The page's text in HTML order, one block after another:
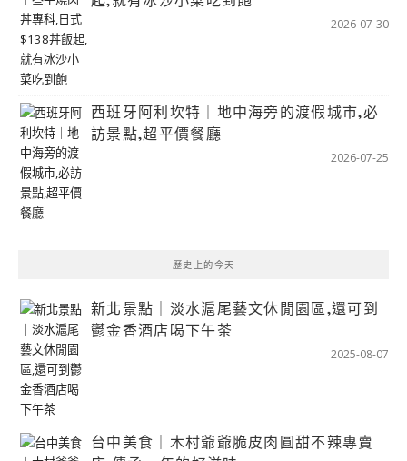
2026-07-30
西班牙阿利坎特｜地中海旁的渡假城市,必
訪景點,超平價餐廳
2026-07-25
歷史上的今天
新北景點｜淡水滬尾藝文休閒園區,還可到
鬱金香酒店喝下午茶
2025-08-07
台中美食｜木村爺爺脆皮肉圓甜不辣專賣